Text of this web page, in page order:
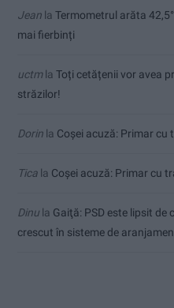
Jean la Termometrul arăta
mai fierbinți
uctmla Toți cetățenii vor avea
străzilor!
Dorin la Coșei acuză: Primar
Tica la Coșei acuză: Primar cu
Dinu la Gaiţă: PSD este lipsit de
crescut în sisteme de